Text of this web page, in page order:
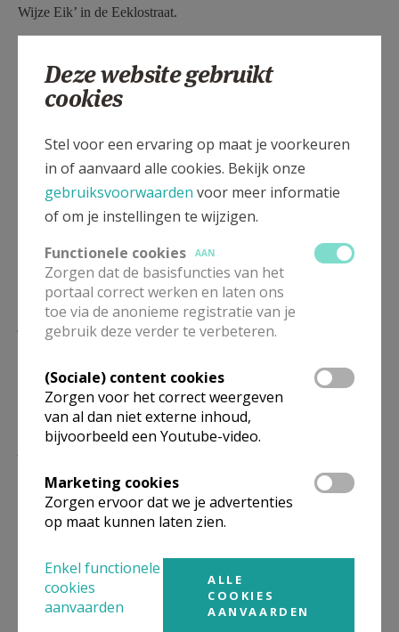
Wijze Eik’ in de Eeklostraat.
Kolegem. Zij wonen met zijn vieren samen in de pastorie in de
Eeklostraat. Zeker gekend zijn nog de paters Jozef Schouteden
bijna 40 jaar op de parochie. Pater Gilbert De Decker zorgt als
zielenherder 37 jaar lang voor zijn dierbare parochie. Hij heeft
heel veel aandacht voor al wat leeft en beweegt op de wijk.
Naast Kolegem wordt hij ook nog benoemd gedurende een tijd
op Mariakerke-centrum en Sint-Godelieve. Dit haalt de banden
aan tussen de verschillende gemeenschappen. Met een groot
dankfeest voor en van de gemeenschap neemt hij afscheid in
juni 2017.
Lees meer
Deze website gebruikt
cookies
Stel voor een ervaring op maat je voorkeuren
in of aanvaard alle cookies. Bekijk onze
gebruiksvoorwaarden voor meer informatie
of om je instellingen te wijzigen.
Functionele cookies
AAN
Zorgen dat de basisfuncties van het
portaal correct werken en laten ons
toe via de anonieme registratie van je
gebruik deze verder te verbeteren.
(Sociale) content cookies
Zorgen voor het correct weergeven
van al dan niet externe inhoud,
bijvoorbeeld een Youtube-video.
Marketing cookies
Zorgen ervoor dat we je advertenties
op maat kunnen laten zien.
Enkel functionele
cookies
aanvaarden
ALLE
COOKIES
AANVAARDEN